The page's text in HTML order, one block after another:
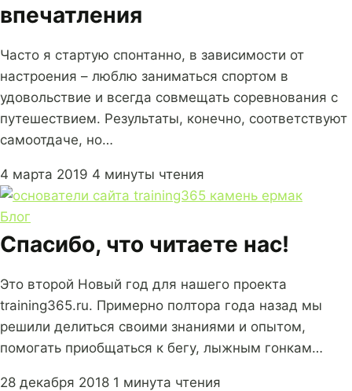
впечатления
Часто я стартую спонтанно, в зависимости от
настроения – люблю заниматься спортом в
удовольствие и всегда совмещать соревнования с
путешествием. Результаты, конечно, соответствуют
самоотдаче, но…
4 марта 2019 4 минуты чтения
Блог
Спасибо, что читаете нас!
Это второй Новый год для нашего проекта
training365.ru. Примерно полтора года назад мы
решили делиться своими знаниями и опытом,
помогать приобщаться к бегу, лыжным гонкам…
28 декабря 2018 1 минута чтения